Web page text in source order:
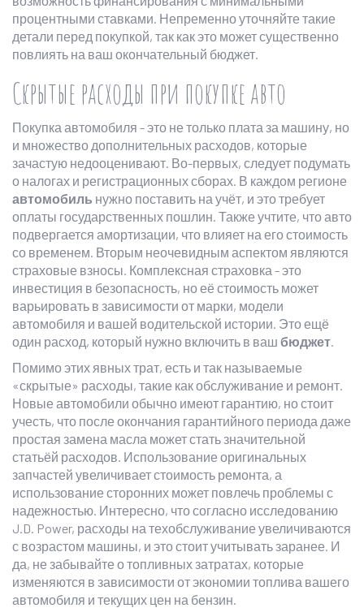
процентными ставками. Непременно уточняйте такие
детали перед покупкой, так как это может существенно
повлиять на ваш окончательный бюджет.
Скрытые расходы при покупке авто
Покупка автомобиля - это не только плата за машину, но
и множество дополнительных расходов, которые
зачастую недооценивают. Во-первых, следует подумать
о налогах и регистрационных сборах. В каждом регионе
автомобиль нужно поставить на учёт, и это требует
оплаты государственных пошлин. Также учтите, что авто
подвергается амортизации, что влияет на его стоимость
со временем. Вторым неочевидным аспектом являются
страховые взносы. Комплексная страховка - это
инвестиция в безопасность, но её стоимость может
варьировать в зависимости от марки, модели
автомобиля и вашей водительской истории. Это ещё
один расход, который нужно включить в ваш бюджет.
Помимо этих явных трат, есть и так называемые
«скрытые» расходы, такие как обслуживание и ремонт.
Новые автомобили обычно имеют гарантию, но стоит
учесть, что после окончания гарантийного периода даже
простая замена масла может стать значительной
статьёй расходов. Использование оригинальных
запчастей увеличивает стоимость ремонта, а
использование сторонних может повлечь проблемы с
надежностью. Интересно, что согласно исследованию
J.D. Power, расходы на техобслуживание увеличиваются
с возрастом машины, и это стоит учитывать заранее. И
да, не забывайте о топливных затратах, которые
изменяются в зависимости от экономии топлива вашего
автомобиля и текущих цен на бензин.